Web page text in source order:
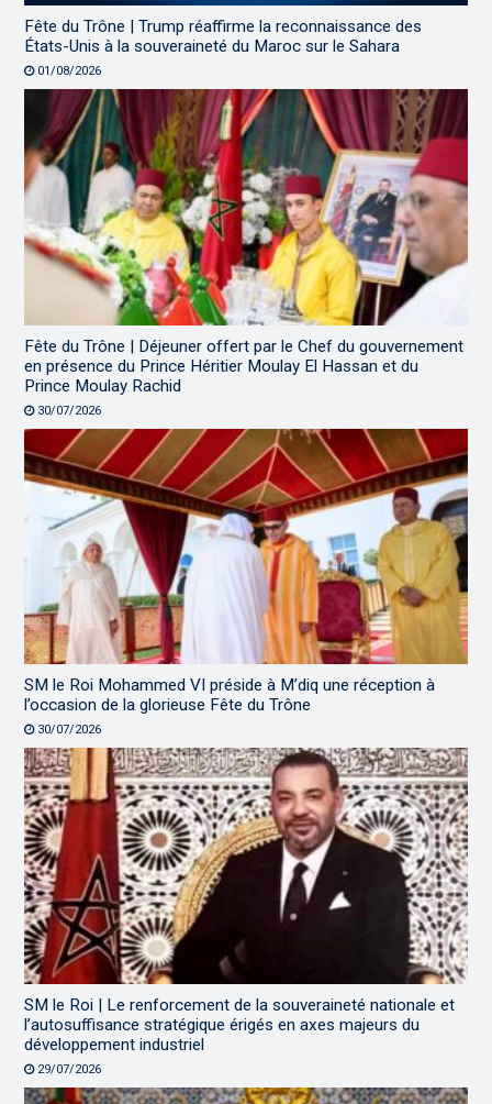
Fête du Trône | Trump réaffirme la reconnaissance des
États-Unis à la souveraineté du Maroc sur le Sahara
01/08/2026
Fête du Trône | Déjeuner offert par le Chef du gouvernement
en présence du Prince Héritier Moulay El Hassan et du
Prince Moulay Rachid
30/07/2026
SM le Roi Mohammed VI préside à M’diq une réception à
l’occasion de la glorieuse Fête du Trône
30/07/2026
SM le Roi | Le renforcement de la souveraineté nationale et
l’autosuffisance stratégique érigés en axes majeurs du
développement industriel
29/07/2026